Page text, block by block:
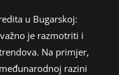
u Bugarskoj:
je razmotriti i
Na primjer,
razini